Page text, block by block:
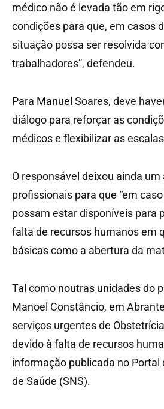
médico não é levada tão em
condições para que, em casos
situação possa ser resolvida
trabalhadores”, defendeu.
Para Manuel Soares, deve
diálogo para reforçar as
médicos e flexibilizar as
O responsável deixou ainda
profissionais para que “em
possam estar disponíveis para
falta de recursos humanos em
básicas como a abertura da
Tal como noutras unidades do
Manoel Constâncio, em
serviços urgentes de
devido à falta de recursos
informação publicada no Portal
de Saúde (SNS).